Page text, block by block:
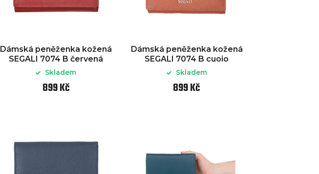
Dámská peněženka kožená
SEGALI 7074 B červená
Skladem
899 Kč
Dámská peněženka kožená
SEGALI 7074 B cuoio
Skladem
899 Kč